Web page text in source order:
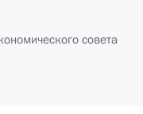
совета